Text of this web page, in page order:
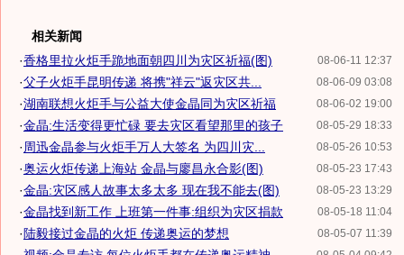
相关新闻
08-06-11 12:37
·香格里拉火炬手跪地面朝四川为灾区祈福(图)
08-06-09 03:08
·父子火炬手昆明传递 将携"祥云"返灾区共...
08-06-02 19:00
·湖南联想火炬手与公益大使金晶同为灾区祈福
08-05-29 18:33
·金晶:生活变得更忙碌 要去灾区看望那里的孩子
08-05-26 10:53
· 周迅金晶参与火炬手万人大签名 为四川灾...
08-05-23 17:43
·奥运火炬传递上海站 金晶与廖昌永合影(图)
08-05-23 13:29
·金晶:灾区感人故事太多太多 现在我不能去(图)
08-05-18 11:04
·金晶找到新工作 上班第一件事:组织为灾区捐款
08-05-07 11:39
· 陆毅接过金晶的火炬 传递奥运的梦想